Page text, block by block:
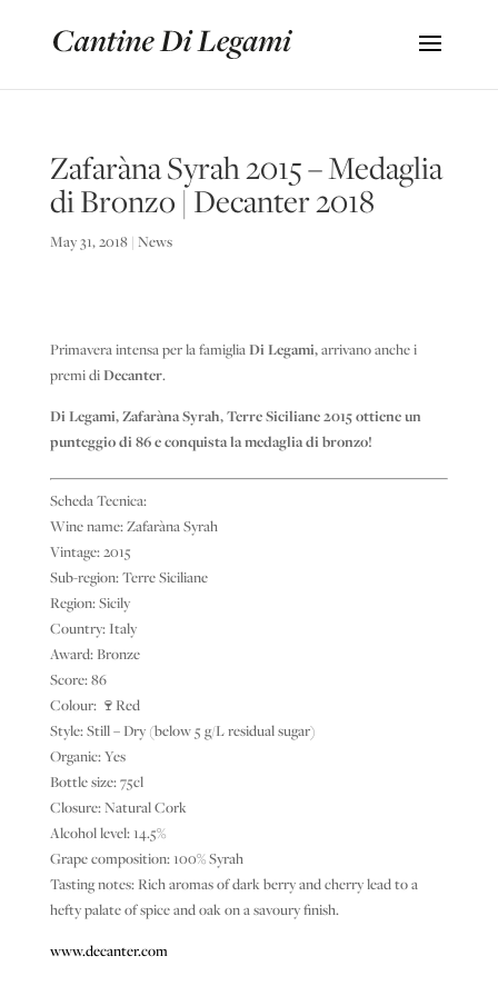
Zafaràna Syrah 2015 – Medaglia
di Bronzo | Decanter 2018
May 31, 2018| News
Primavera intensa per la famigliaDi Legami,arrivano anche i
premi diDecanter.
Di Legami, Zafaràna Syrah, Terre Siciliane 2015 ottiene un
punteggio di 86 e conquista la medaglia di bronzo!
Scheda Tecnica:
Wine name: Zafaràna Syrah
Vintage: 2015
Sub-region: Terre Siciliane
Region: Sicily
Country: Italy
Award: Bronze
Score: 86
Colour: 🍷Red
Style: Still – Dry (below 5 g/L residual sugar)
Organic: Yes
Bottle size: 75cl
Closure: Natural Cork
Alcohol level: 14.5%
Grape composition: 100% Syrah
Tasting notes: Rich aromas of dark berry and cherry lead to a
hefty palate of spice and oak on a savoury finish.
www.decanter.com